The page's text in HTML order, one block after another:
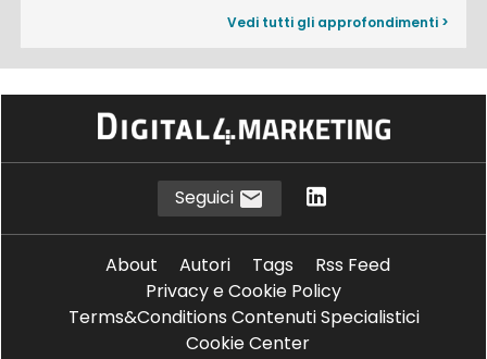
Vedi tutti gli approfondimenti >
Seguici
About Autori Tags
Rss Feed
Privacy e Cookie Policy
Terms&Conditions Contenuti Specialistici
Cookie Center